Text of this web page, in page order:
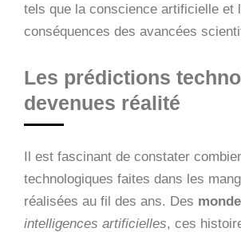
tels que la conscience artificielle et
conséquences des avancées
Les prédictions
devenues réalité
Il est fascinant de constater
technologiques faites dans les
réalisées au fil des ans. Des
intelligences artificielles, ces